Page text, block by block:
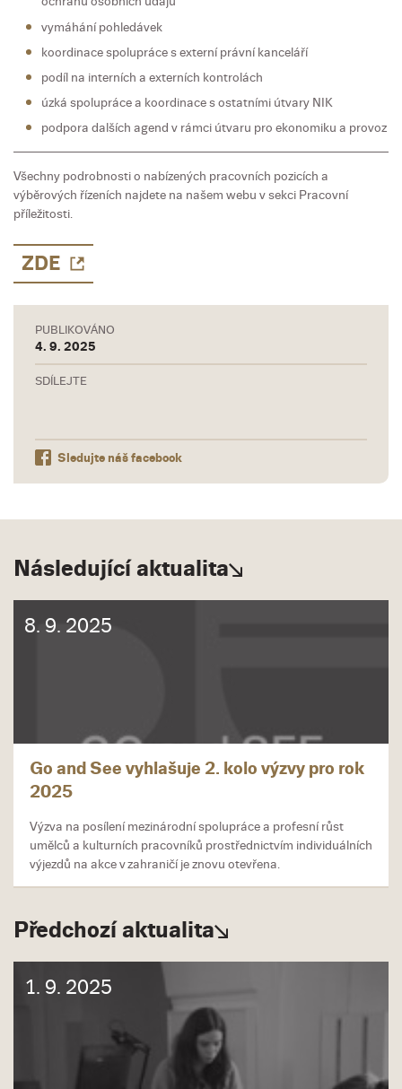
vymáhání pohledávek
koordinace spolupráce s externí právní kanceláří
podíl na interních a externích kontrolách
úzká spolupráce a koordinace s ostatními útvary NIK
podpora dalších agend v rámci útvaru pro ekonomiku a provoz
Všechny podrobnosti o nabízených pracovních pozicích a
výběrových řízeních najdete na našem webu v sekci Pracovní
příležitosti.
ZDE
PUBLIKOVÁNO
4. 9. 2025
SDÍLEJTE
Sledujte náš facebook
Následující aktualita
8. 9. 2025
Go and See vyhlašuje 2. kolo výzvy pro rok
2025
Výzva na posílení mezinárodní spolupráce a profesní růst
umělců a kulturních pracovníků prostřednictvím individuálních
výjezdů na akce v zahraničí je znovu otevřena.
Předchozí aktualita
1. 9. 2025